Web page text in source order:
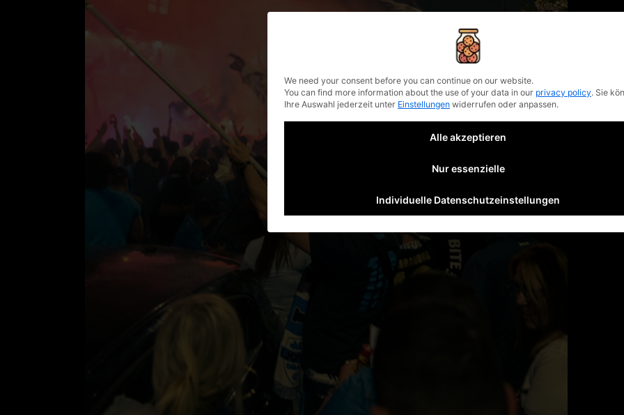
privacy policy
We need your consent before you can continue on our website.
You can find more information about the use of your data in our privacy policy. Sie
Ihre Auswahl jederzeit unter Einstellungen widerrufen oder anpassen.
Alle akzeptieren
Nur essenzielle
Individuelle Datenschutzeinstellungen